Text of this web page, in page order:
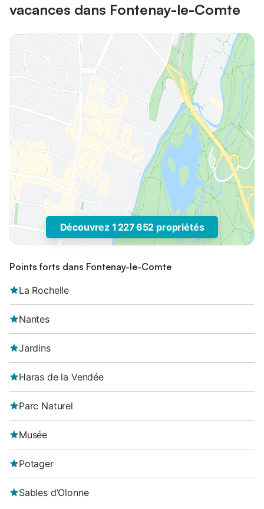
vacances dans Fontenay-le-Comte
Découvrez 1 227 652 propriétés
Points forts dans Fontenay-le-Comte
La Rochelle
Nantes
Jardins
Haras de la Vendée
Parc Naturel
Musée
Potager
Sables d’Olonne